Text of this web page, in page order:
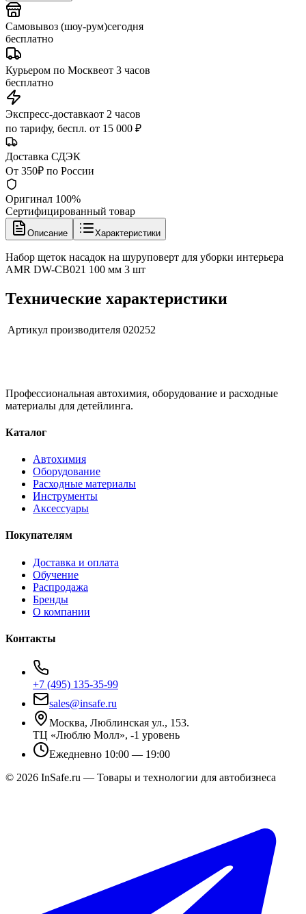
Самовывоз (шоу-рум)сегодня
бесплатно
Курьером по Москвеот 3 часов
бесплатно
Экспресс-доставкаот 2 часов
по тарифу, беспл. от 15 000 ₽
Доставка СДЭК
От 350₽ по России
Оригинал 100%
Сертифицированный товар
Описание Характеристики
Набор щеток насадок на шуруповерт для уборки интерьера
AMR DW-CB021 100 мм 3 шт
Технические характеристики
Артикул производителя 020252
Профессиональная автохимия, оборудование и расходные
материалы для детейлинга.
Каталог
Автохимия
Оборудование
Расходные материалы
Инструменты
Аксессуары
Покупателям
Доставка и оплата
Обучение
Распродажа
Бренды
О компании
Контакты
+7 (495) 135-35-99
sales@insafe.ru
Москва, Люблинская ул., 153.
ТЦ «Люблю Молл», -1 уровень
Ежедневно 10:00 — 19:00
© 2026 InSafe.ru — Товары и технологии для автобизнеса